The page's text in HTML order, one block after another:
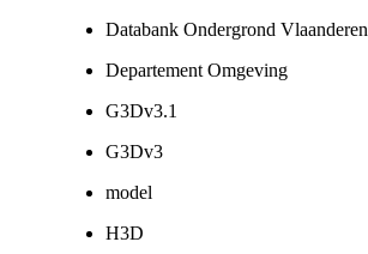
Databank Ondergrond Vlaanderen
Departement Omgeving
G3Dv3.1
G3Dv3
model
H3D